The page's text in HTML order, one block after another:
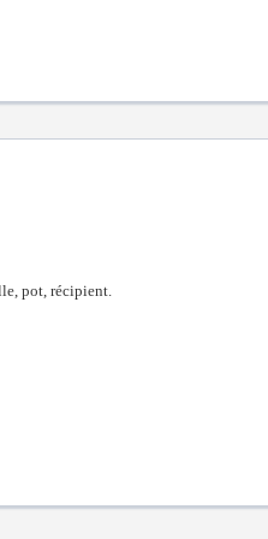
pot, récipient.